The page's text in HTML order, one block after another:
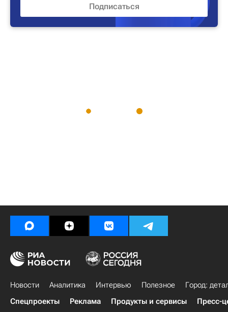
Новости Аналитика Интервью Полезное
Город:
Спецпроекты
Реклама Продукты и сервисы Пресс-